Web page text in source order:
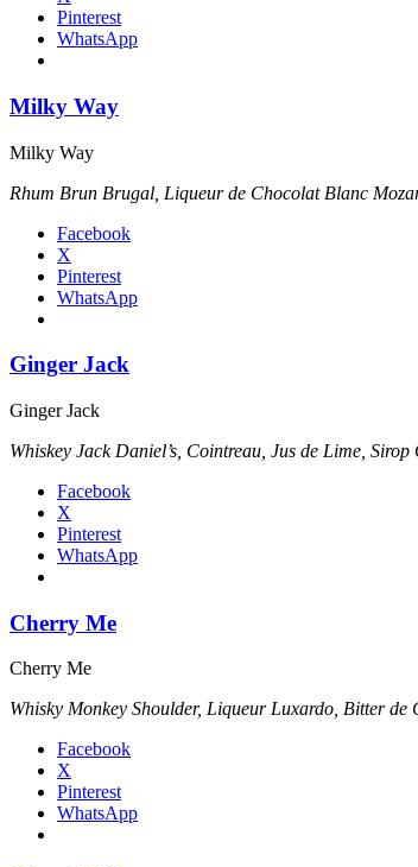
Pinterest
WhatsApp
Milky Way
Milky Way
Rhum Brun Brugal, Liqueur de Chocolat Blanc
Facebook
X
Pinterest
WhatsApp
Ginger Jack
Ginger Jack
Whiskey Jack Daniel’s, Cointreau, Jus de Lime,
Facebook
X
Pinterest
WhatsApp
Cherry Me
Cherry Me
Whisky Monkey Shoulder, Liqueur Luxardo, Bitter de
Facebook
X
Pinterest
WhatsApp